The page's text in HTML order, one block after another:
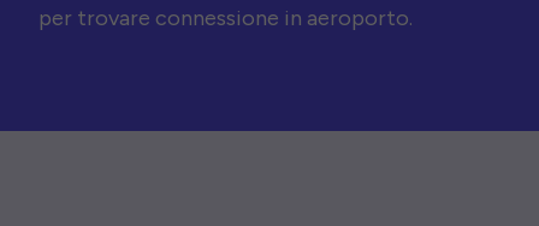
per trovare connessione in aeroporto.